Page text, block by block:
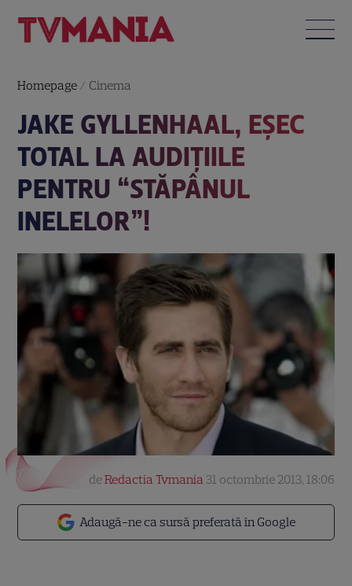
Homepage / Cinema
JAKE GYLLENHAAL, EŞEC
TOTAL LA AUDIŢIILE
PENTRU “STĂPÂNUL
INELELOR”!
Adaugă-ne ca sursă preferată în Google
deRedactia Tvmania 31 octombrie 2013, 18:06